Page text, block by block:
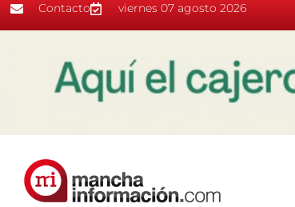
Contacto viernes 07 agosto 2026